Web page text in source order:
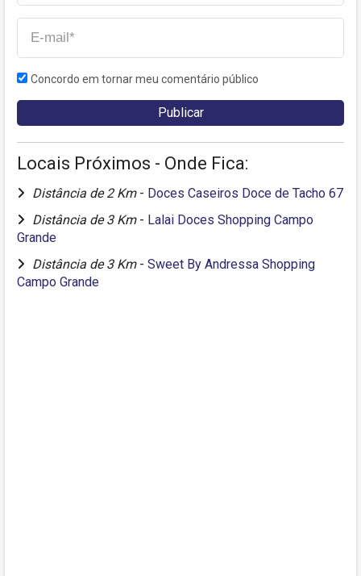
Concordo em tornar meu comentário público
Locais Próximos - Onde Fica:
Distância de 2 Km - Doces Caseiros Doce de Tacho 67
Distância de 3 Km - Lalai Doces Shopping Campo
Grande
Distância de 3 Km - Sweet By Andressa Shopping
Campo Grande